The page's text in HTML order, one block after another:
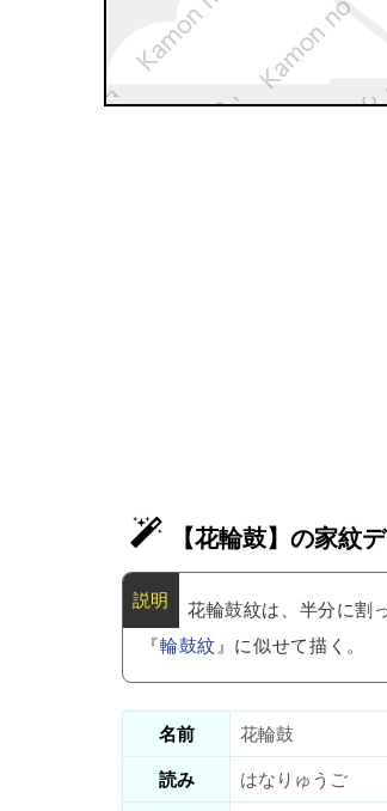
【花輪鼓】の家紋
花輪鼓紋は、半分に割
『輪鼓紋』に似せて描く。
名前
花輪鼓
読み
はなりゅうご